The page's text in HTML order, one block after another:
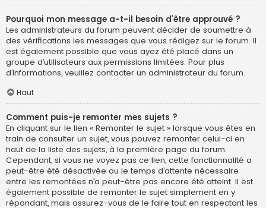
Pourquoi mon message a-t-il besoin d’être approuvé ?
Les administrateurs du forum peuvent décider de soumettre à
des vérifications les messages que vous rédigez sur le forum. Il
est également possible que vous ayez été placé dans un
groupe d’utilisateurs aux permissions limitées. Pour plus
d’informations, veuillez contacter un administrateur du forum.
Haut
Comment puis-je remonter mes sujets ?
En cliquant sur le lien « Remonter le sujet » lorsque vous êtes en
train de consulter un sujet, vous pouvez remonter celui-ci en
haut de la liste des sujets, à la première page du forum.
Cependant, si vous ne voyez pas ce lien, cette fonctionnalité a
peut-être été désactivée ou le temps d’attente nécessaire
entre les remontées n’a peut-être pas encore été atteint. Il est
également possible de remonter le sujet simplement en y
répondant, mais assurez-vous de le faire tout en respectant les